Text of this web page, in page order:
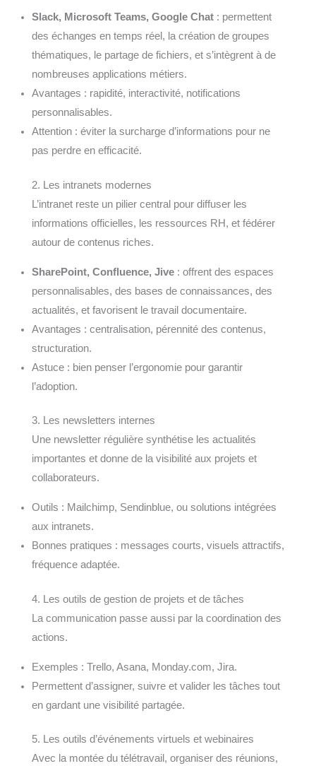
Slack, Microsoft Teams, Google Chat: permettent
des échanges en temps réel, la création de groupes
thématiques, le partage de fichiers, et s’intègrent à de
nombreuses applications métiers.
Avantages : rapidité, interactivité, notifications
personnalisables.
Attention : éviter la surcharge d’informations pour ne
pas perdre en efficacité.
2. Les intranets modernes
L’intranet reste un pilier central pour diffuser les
informations officielles, les ressources RH, et fédérer
autour de contenus riches.
SharePoint, Confluence, Jive: offrent des espaces
personnalisables, des bases de connaissances, des
actualités, et favorisent le travail documentaire.
Avantages : centralisation, pérennité des contenus,
structuration.
Astuce : bien penser l’ergonomie pour garantir
l’adoption.
3. Les newsletters internes
Une newsletter régulière synthétise les actualités
importantes et donne de la visibilité aux projets et
collaborateurs.
Outils : Mailchimp, Sendinblue, ou solutions intégrées
aux intranets.
Bonnes pratiques : messages courts, visuels attractifs,
fréquence adaptée.
4. Les outils de gestion de projets et de tâches
La communication passe aussi par la coordination des
actions.
Exemples : Trello, Asana, Monday.com, Jira.
Permettent d’assigner, suivre et valider les tâches tout
en gardant une visibilité partagée.
5. Les outils d’événements virtuels et webinaires
Avec la montée du télétravail, organiser des réunions,